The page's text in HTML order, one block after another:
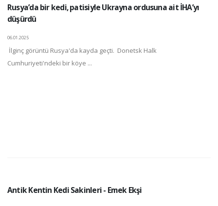
Rusya’da bir kedi, patisiyle Ukrayna ordusuna ait İHA’yı
düşürdü
06.01.2025
İlginç görüntü Rusya'da kayda geçti. Donetsk Halk
Cumhuriyeti'ndeki bir köye ...
Antik Kentin Kedi Sakinleri - Emek Ekşi